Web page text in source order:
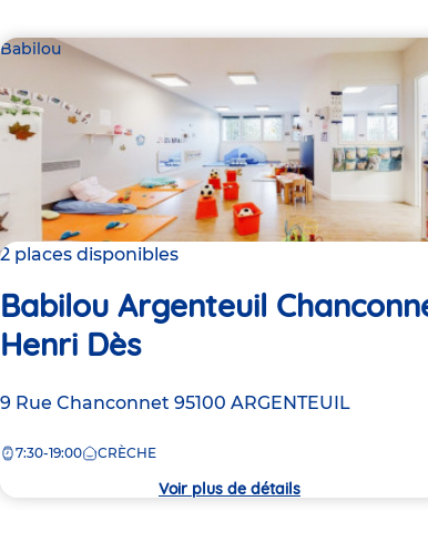
Babilou
2 places disponibles
Babilou Argenteuil
Henri Dès
Adresse
la
9 Rue Chanconnet 95100 ARGENTEUIL
7:30-19:00 CRÈCHE
Voir plus de détails